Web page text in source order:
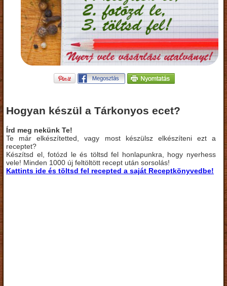
Hogyan készül a Tárkonyos ecet?
Írd meg nekünk Te!
Te már elkészítetted, vagy most készülsz elkészíteni ezt a
receptet?
Készítsd el, fotózd le és töltsd fel honlapunkra, hogy nyerhess
vele! Minden 1000 új feltöltött recept után sorsolás!
Kattints ide és töltsd fel recepted a saját Receptkönyvedbe!